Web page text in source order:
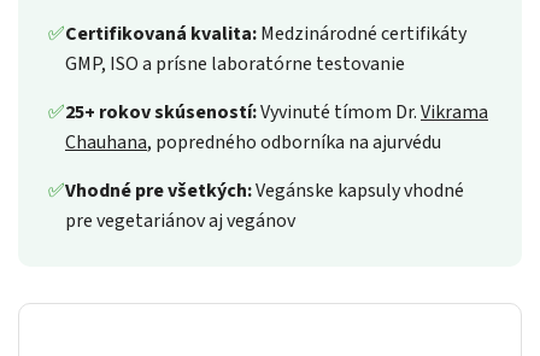
✅Certifikovaná kvalita:Medzinárodné certifikáty
GMP, ISO a prísne laboratórne testovanie
✅25+ rokov skúseností:Vyvinuté tímom Dr.Vikrama
Chauhana, popredného odborníka na ajurvédu
✅Vhodné pre všetkých:Vegánske kapsuly vhodné
pre vegetariánov aj vegánov